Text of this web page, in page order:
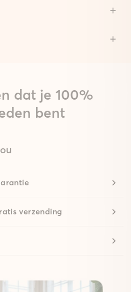
dat je 100%
bent
verzending